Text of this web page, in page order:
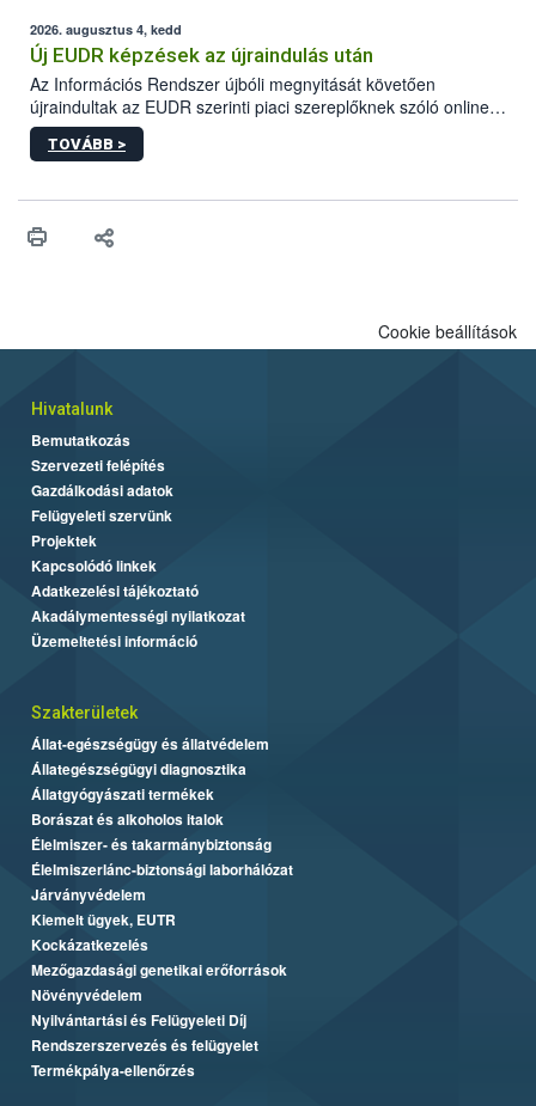
higiéniai szabályok betartása, a megfelelő hőkezelés, valamint a
maradékok szakszerű tárolása. A Nemzeti Élelmiszerlánc-
biztonsági Hivatal (Nébih) Oktatási Programja összegyűjtötte a
biztonságos grillezés legfontosabb tudnivalóit.
2026. augusztus 4, kedd
Új EUDR képzések az újraindulás után
Az Információs Rendszer újbóli megnyitását követően
újraindultak az EUDR szerinti piaci szereplőknek szóló online
képzések.
TOVÁBB >
Cookie beállítások
Hivatalunk
Bemutatkozás
Szervezeti felépítés
Gazdálkodási adatok
Felügyeleti szervünk
Projektek
Kapcsolódó linkek
Adatkezelési tájékoztató
Akadálymentességi nyilatkozat
Üzemeltetési információ
Szakterületek
Állat-egészségügy és állatvédelem
Állategészségügyi diagnosztika
Állatgyógyászati termékek
Borászat és alkoholos italok
Élelmiszer- és takarmánybiztonság
Élelmiszerlánc-biztonsági laborhálózat
Járványvédelem
Kiemelt ügyek, EUTR
Kockázatkezelés
Mezőgazdasági genetikai erőforrások
Növényvédelem
Nyilvántartási és Felügyeleti Díj
Rendszerszervezés és felügyelet
Termékpálya-ellenőrzés